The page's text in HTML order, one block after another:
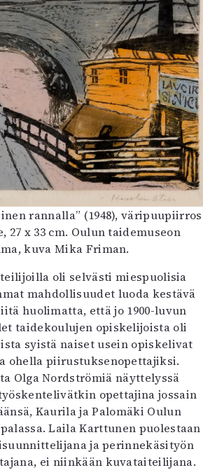
rannalla” (1948), väripuupiirros
27 x 33 cm. Oulun taidemuseon
kuva Mika Friman.
oli selvästi miespuolisia
mahdollisuudet luoda kestävä
huolimatta, että jo 1900-luvun
taidekoulujen opiskelijoista oli
syistä naiset usein opiskelivat
ohella piirustuksenopettajiksi.
Olga Nordströmiä näyttelyssä
opettajina jossain
Kaurila ja Palomäki Oulun
Laila Karttunen puolestaan
ja perinnekäsityön
ei niinkään kuvataiteilijana.